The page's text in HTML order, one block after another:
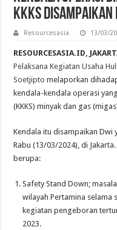
KKKS Disampaikan
Resourcesasia 13/03/
RESOURCESASIA.ID,
Pelaksana Kegiatan Usaha
Soetjipto melaporkan
kendala-kendala operasi
(KKKS) minyak dan gas
Kendala itu disampaikan Dwi
Rabu (13/03/2024), di
berupa:
Safety Stand Down;
wilayah Pertamina selama
kegiatan pengeboran
2023.